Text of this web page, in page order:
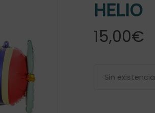
HELIO
15,00€
Sin